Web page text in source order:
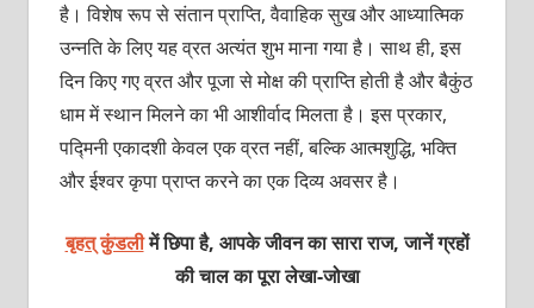
है। विशेष रूप से संतान प्राप्ति, वैवाहिक सुख और आध्यात्मिक
उन्नति के लिए यह व्रत अत्यंत शुभ माना गया है। साथ ही, इस
दिन किए गए व्रत और पूजा से मोक्ष की प्राप्ति होती है और बैकुंठ
धाम में स्थान मिलने का भी आशीर्वाद मिलता है। इस प्रकार,
पद्मिनी एकादशी केवल एक व्रत नहीं, बल्कि आत्मशुद्धि, भक्ति
और ईश्वर कृपा प्राप्त करने का एक दिव्य अवसर है।
बृहत् कुंडलीमें छिपा है, आपके जीवन का सारा राज, जानें ग्रहों
की चाल का पूरालेखा-जोखा